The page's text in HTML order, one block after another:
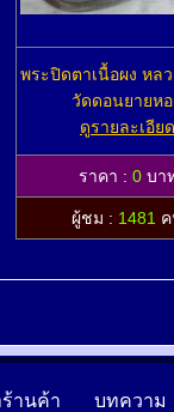
พระปิดตาเนื้อผง หล
วัดดอนยายห
ดูรายละเอียด
ราคา : 0 บา
ผู้ชม : 1481
านค้า บทความ